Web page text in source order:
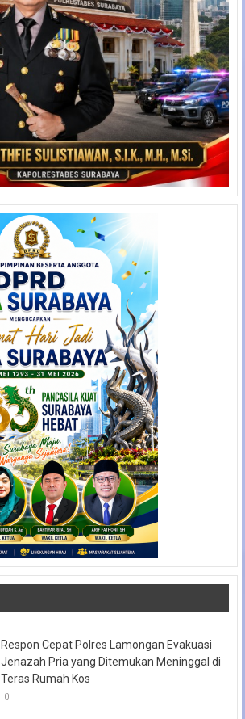
Respon Cepat Polres Lamongan Evakuasi
Jenazah Pria yang Ditemukan Meninggal di
Teras Rumah Kos
0